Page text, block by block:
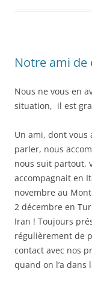
Notre ami de
Nous ne vous en
situation, il est
Un ami, dont vous
parler, nous
nous suit partout,
accompagnait en
novembre au
2 décembre en
Iran ! Toujours
régulièrement de
contact avec nos
quand on l’a dans